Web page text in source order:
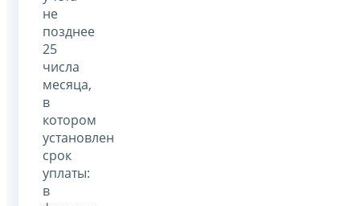
не
позднее
25
числа
месяца,
в
котором
установлен
срок
уплаты:
в